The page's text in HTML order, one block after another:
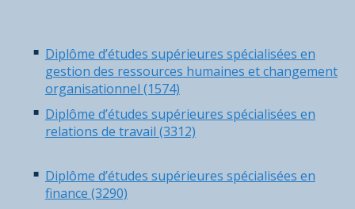
Diplôme d’études supérieures spécialisées en
gestion des ressources humaines et changement
organisationnel (1574)
Diplôme d’études supérieures spécialisées en
relations de travail (3312)
Diplôme d’études supérieures spécialisées en
finance (3290)